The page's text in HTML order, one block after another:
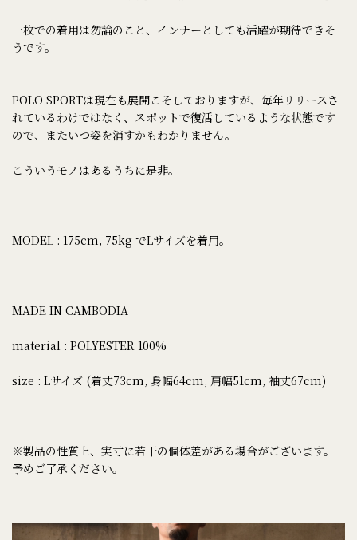
一枚での着用は勿論のこと、インナーとしても活躍が期待できそ
うです。
POLO SPORTは現在も展開こそしておりますが、毎年リリースさ
れているわけではなく、スポットで復活しているような状態です
ので、またいつ姿を消すかもわかりません。
こういうモノはあるうちに是非。
MODEL : 175cm, 75kg でLサイズを着用。
MADE IN CAMBODIA
material : POLYESTER 100%
size : Lサイズ (着丈73cm, 身幅64cm, 肩幅51cm, 袖丈67cm)
※製品の性質上、実寸に若干の個体差がある場合がございます。
予めご了承ください。